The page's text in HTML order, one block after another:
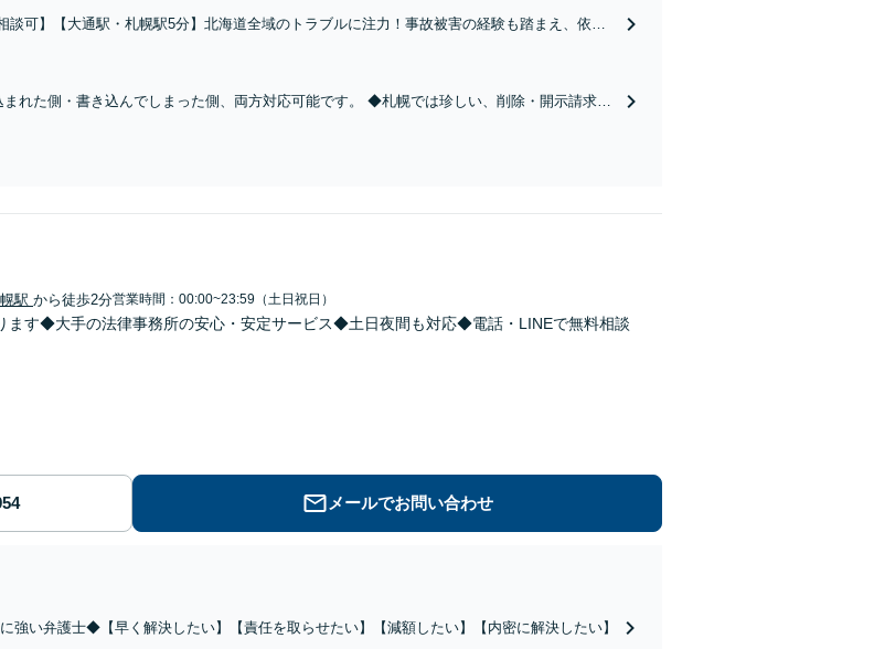
談可】【大通駅・札幌駅5分】北海道全域のトラブルに注力！事故被害の経験も踏まえ、依頼
れた側・書き込んでしまった側、両方対応可能です。 ◆札幌では珍しい、削除・開示請求が
駅 から徒歩2分営業時間：00:00~23:59（土日祝日）
ます◆大手の法律事務所の安心・安定サービス◆土日夜間も対応◆電話・LINEで無料相談
メールでお問い合わせ
強い弁護士◆【早く解決したい】【責任を取らせたい】【減額したい】【内密に解決したい】